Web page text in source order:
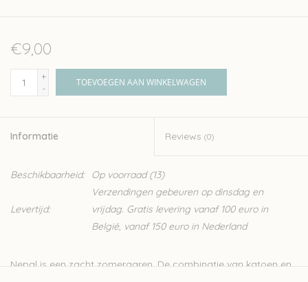
€9,00
+
-
TOEVOEGEN AAN WINKELWAGEN
Informatie Reviews (0)
Beschikbaarheid: Op voorraad(13)
Levertijd:
Verzendingen gebeuren op dinsdag en
vrijdag. Gratis levering vanaf 100 euro in
België, vanaf 150 euro in Nederland
Nepal is een zacht zomergaren. De combinatie van katoen en